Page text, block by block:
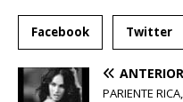
Facebook Twitter
ANTERIOR
PARIENTE